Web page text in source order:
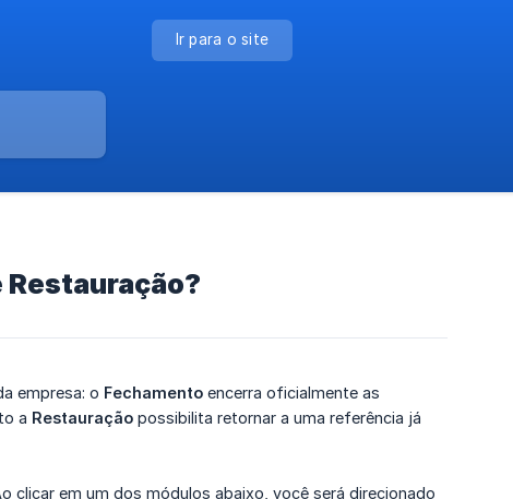
Ir para o site
Restauração?
empresa: o Fechamento encerra oficialmente as
a Restauração possibilita retornar a uma referência já
clicar em um dos módulos abaixo, você será direcionado